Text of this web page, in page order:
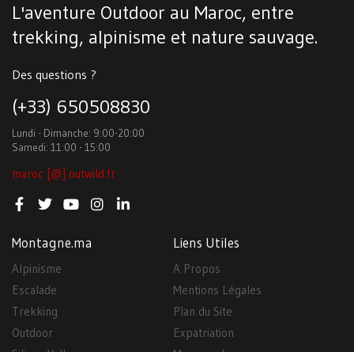
L'aventure Outdoor au Maroc, entre
trekking, alpinisme et nature sauvage.
Des questions ?
(+33) 650508830
Lundi - Dimanche: 9:00-20:00
Samedi: 11:00 - 15:00
maroc [@] outwild.fr
Montagne.ma
Alpinisme
Escalade
Trekking
Outdoor
Liens Utiles
A Propos
Mentions Légales
Plan du Site
Expatriation